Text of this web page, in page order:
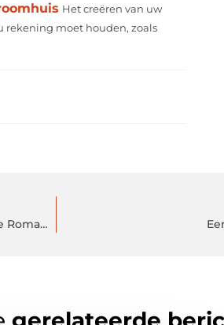
Het creëren van uw
rekening moet houden, zoals
Ontdek de Betovering van Bed and Breakfast Assen voor Uw Volgende Romantische Uitje